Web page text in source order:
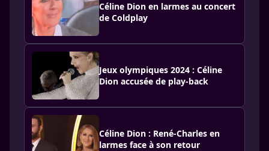
Céline Dion en larmes au concert
de Coldplay
Jeux olympiques 2024 : Céline
Dion accusée de play-back
Céline Dion : René-Charles en
larmes face à son retour